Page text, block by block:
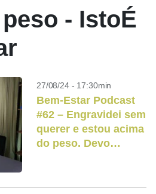
- IstoÉ
27/08/24 - 17:30min
Bem-Estar Podcast
#62 – Engravidei sem
querer e estou acima
do peso. Devo